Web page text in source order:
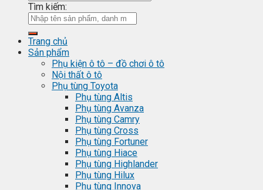
Tìm kiếm:
Trang chủ
Sản phẩm
Phụ kiện ô tô – đồ chơi ô tô
Nội thất ô tô
Phụ tùng Toyota
Phụ tùng Altis
Phụ tùng Avanza
Phụ tùng Camry
Phụ tùng Cross
Phụ tùng Fortuner
Phụ tùng Hiace
Phụ tùng Highlander
Phụ tùng Hilux
Phụ tùng Innova